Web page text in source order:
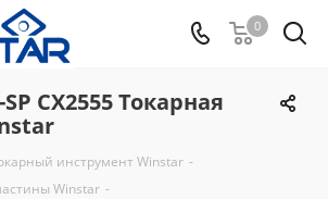
0
CX2555 Токарная
инструмент Winstar -
Winstar -